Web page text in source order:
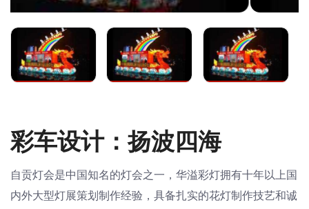
彩车设计：扬波四海
自贡灯会是中国知名的灯会之一，华溢彩灯拥有十年以上国
内外大型灯展策划制作经验，具备扎实的花灯制作技艺和诚